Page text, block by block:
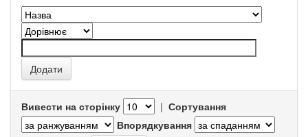
Вивести на сторінку | Сортування
Впорядкування